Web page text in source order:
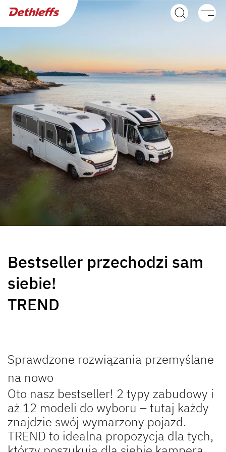
Kampery
GLOBEBUS ACTIVE
Integra
GLOBEBUS CAMP
ACTIVE
Półintegra
GLOBEBUS GO
ACTIVE
GLOBEBUS
PERFORMANCE
Częściowo zintegrowany
JUST CAMP ACTIVE
Półintegra
Bestseller przechodzi sam
siebie!
TREND
Sprawdzone rozwiązania przemyślane
na nowo
Oto nasz bestseller! 2 typy zabudowy i
aż 12 modeli do wyboru – tutaj każdy
znajdzie swój wymarzony pojazd.
TREND to idealna propozycja dla tych,
Wyszukiwarka dealerów